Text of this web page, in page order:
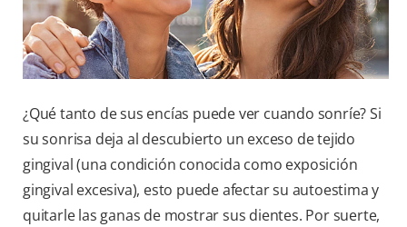
SUSCRÍBASE
¿Qué tanto de sus encías puede ver cuando sonríe? Si
su sonrisa deja al descubierto un exceso de tejido
gingival (una condición conocida como exposición
gingival excesiva), esto puede afectar su autoestima y
quitarle las ganas de mostrar sus dientes. Por suerte,